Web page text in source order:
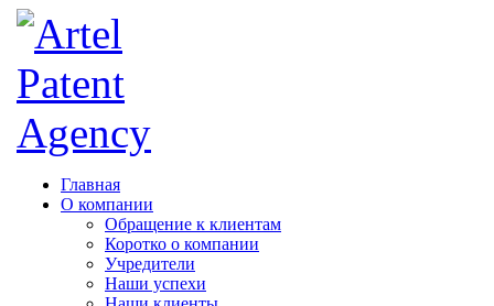
Главная
О компании
Обращение к клиентам
Коротко о компании
Учредители
Наши успехи